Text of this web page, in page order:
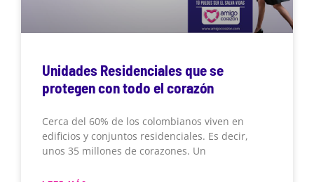
Unidades Residenciales que se
protegen con todo el corazón
Cerca del 60% de los colombianos viven en
edificios y conjuntos residenciales. Es decir,
unos 35 millones de corazones. Un